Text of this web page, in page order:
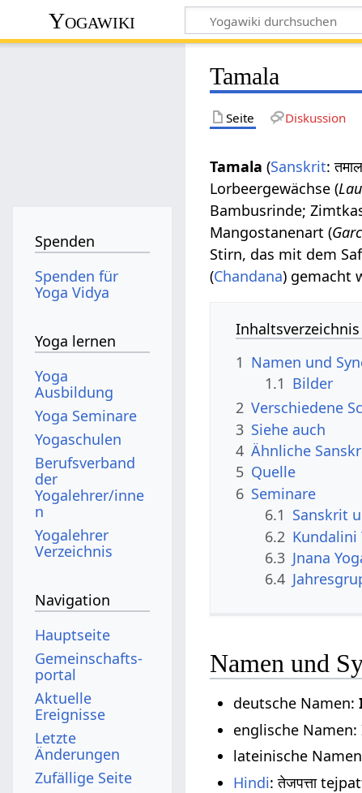
Yogawiki
Tamala
Seite Diskussion
Tamala (Sanskrit:
Lorbeergewächse (
Bambusrinde;
Mangostanenart (
Stirn, das mit dem
(Chandana) gemacht
Inhaltsverzeichnis
1 Namen und
1.1 Bilder
2 Verschiedene
3 Siehe auch
4 Ähnliche
5 Quelle
6 Seminare
6.1 Sanskrit
6.2 Kundalini
6.3 Jnana
6.4
Namen und
deutsche Namen:
englische
lateinische
Hindi: तेजपत्ता
Spenden
Spenden für
Yoga Vidya
Yoga lernen
Yoga
Ausbildung
Yoga Seminare
Yogaschulen
Berufsverband
der
Yogalehrer/inne
n
Yogalehrer
Verzeichnis
Navigation
Hauptseite
Gemeinschafts­
portal
Aktuelle
Ereignisse
Letzte
Änderungen
Zufällige Seite